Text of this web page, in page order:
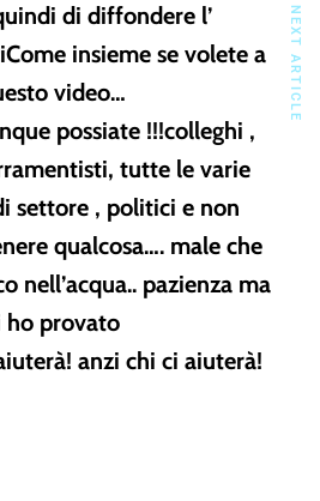
di diffondere l’
insieme se volete a
video…
possiate !!!colleghi ,
tutte le varie
settore , politici e non
qualcosa…. male che
nell’acqua.. pazienza ma
ho provato
anzi chi ci aiuterà!
NEXT ARTICLE